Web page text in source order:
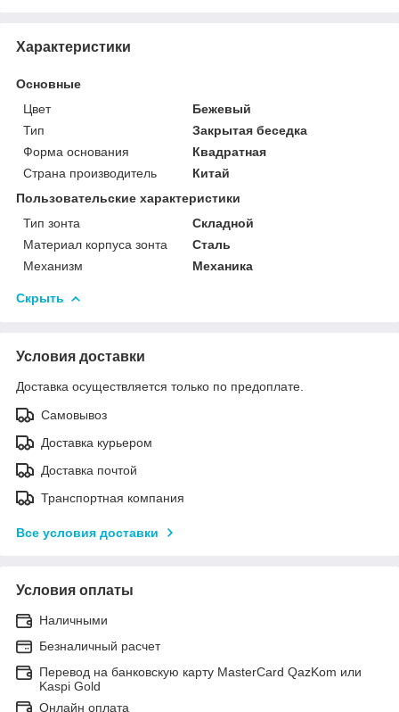
Характеристики
Основные
Цвет
Бежевый
Тип
Закрытая беседка
Форма основания
Квадратная
Страна производитель
Китай
Пользовательские характеристики
Тип зонта
Складной
Материал корпуса зонта
Сталь
Механизм
Механика
Скрыть
Условия доставки
Доставка осуществляется только по предоплате.
Самовывоз
Доставка курьером
Доставка почтой
Транспортная компания
Все условия доставки
Условия оплаты
Наличными
Безналичный расчет
Перевод на банковскую карту MasterCard QazKom или
Kaspi Gold
Онлайн оплата